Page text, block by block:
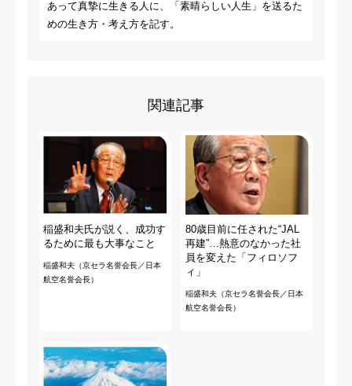
あって真摯に生きる人に、「素晴らしい人生」を送るた
めの生き方・考え方を記す。
関連記事
稲盛和夫氏が説く、成功す
るために最も大事なこと
稲盛和夫（京セラ名誉会長／日本
航空名誉会長）
80歳目前に任された“JAL
再建”…熱意のなかった社
員を変えた「フィロソフ
ィ」
稲盛和夫（京セラ名誉会長／日本
航空名誉会長）